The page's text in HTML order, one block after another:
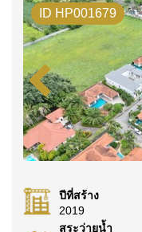
ติดต่อ Cornerstone
หรือ อีเมล
WhatsApp ของสำ
ID HP001679
ปีที่สร้าง
2019
สระว่ายน้ำ